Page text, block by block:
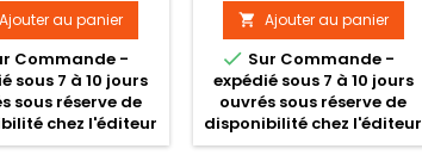
Ajouter au panier
Commande -
sous 7 à 10 jours
sous réserve de
chez l'éditeur
 Ajouter au panier
 Sur Commande -
expédié sous 7 à 10 jours
ouvrés sous réserve de
disponibilité chez l'éditeur